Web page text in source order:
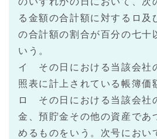
る金額の合計額に対するロ及
の合計額の割合が百分の七十
いう。
イ その日における当該会社
照表に計上されている帳簿価
ロ その日における当該会社
金、預貯金その他の資産であ
めるものをいう。次号におい